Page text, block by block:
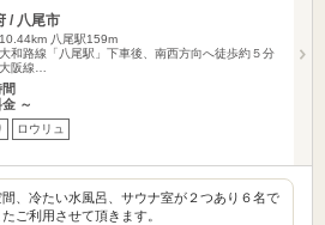
/ 八尾市
八尾駅159m
大和路線「八尾駅」下車後、南西方向へ徒歩約５分
阪線…
～
ロウリュ
、冷たい水風呂、サウナ室が２つあり６名で
ご利用させて頂きます。